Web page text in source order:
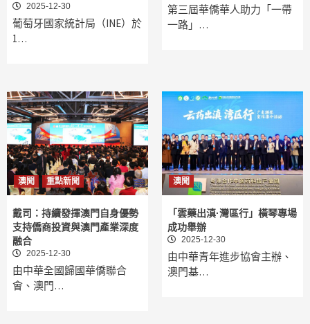
2025-12-30
葡萄牙國家統計局（INE）於
1…
第三屆華僑華人助力「一帶
一路」…
澳聞 重點新聞
戴司：持續發揮澳門自身優勢
支持僑商投資與澳門產業深度
融合
2025-12-30
由中華全國歸國華僑聯合
會、澳門…
澳聞
「雲藥出滇·灣區行」橫琴專場
成功舉辦
2025-12-30
由中華青年進步協會主辦、
澳門基…